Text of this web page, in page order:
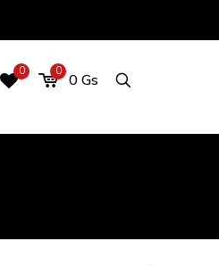
0 0 0Gs